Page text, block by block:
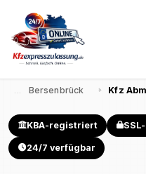
Bersenbrück Kfz
KBA-registriert
24/7 verfügbar